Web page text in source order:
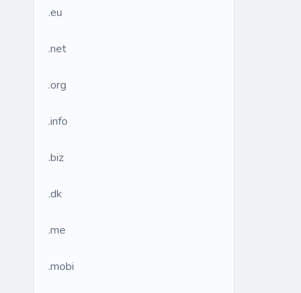
.eu
.net
.org
.info
.biz
.dk
.me
.mobi